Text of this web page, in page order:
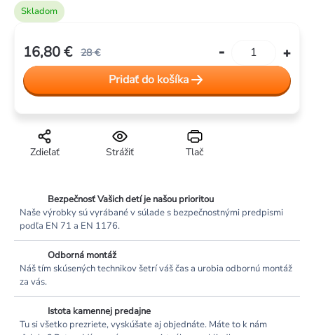
Skladom
Tlač
Strážiť
Zdieľať
28 €
16,80 €
Jednotková
cena:
Pridať do košíka
Bezpečnosť Vašich detí je našou prioritou
Naše výrobky sú vyrábané v súlade s bezpečnostnými predpismi
podľa EN 71 a EN 1176.
Odborná montáž
Náš tím skúsených technikov šetrí váš čas a urobia odbornú montáž
za vás.
Istota kamennej predajne
Tu si všetko prezriete, vyskúšate aj objednáte. Máte to k nám